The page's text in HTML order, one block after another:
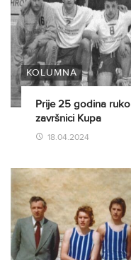
KOLUMNA
Prije 25 godina
završnici Kupa
18.04.2024